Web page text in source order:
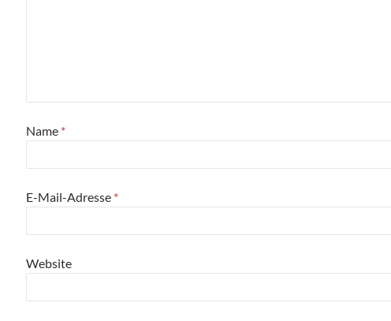
Name *
E-Mail-Adresse *
Website